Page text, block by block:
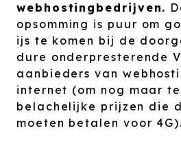
webhostingbedrijven.
opsomming is puur om
ijs te komen bij de
dure onderpresterende
aanbieders van
internet (om nog maar
belachelijke prijzen die
moeten betalen voor 4G).